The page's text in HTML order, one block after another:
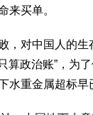
来买单。
，对中国人的
算政治账”，为
水重金属超标早